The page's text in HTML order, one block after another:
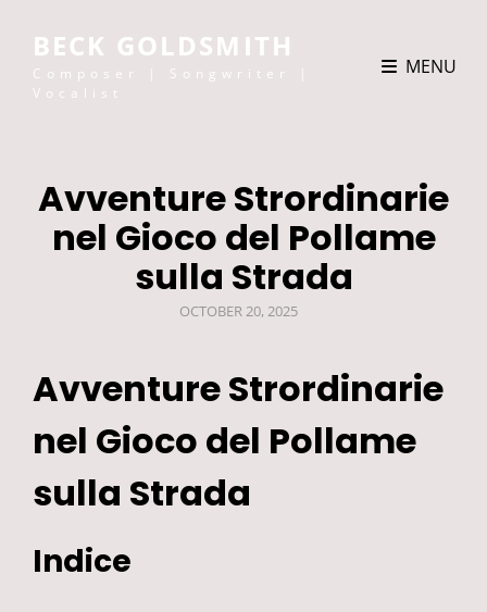
BECK GOLDSMITH
Composer | Songwriter |
Vocalist
MENU
Avventure Strordinarie
nel Gioco del Pollame
sulla Strada
POSTED
OCTOBER 20, 2025
Avventure Strordinarie
nel Gioco del Pollame
sulla Strada
Indice